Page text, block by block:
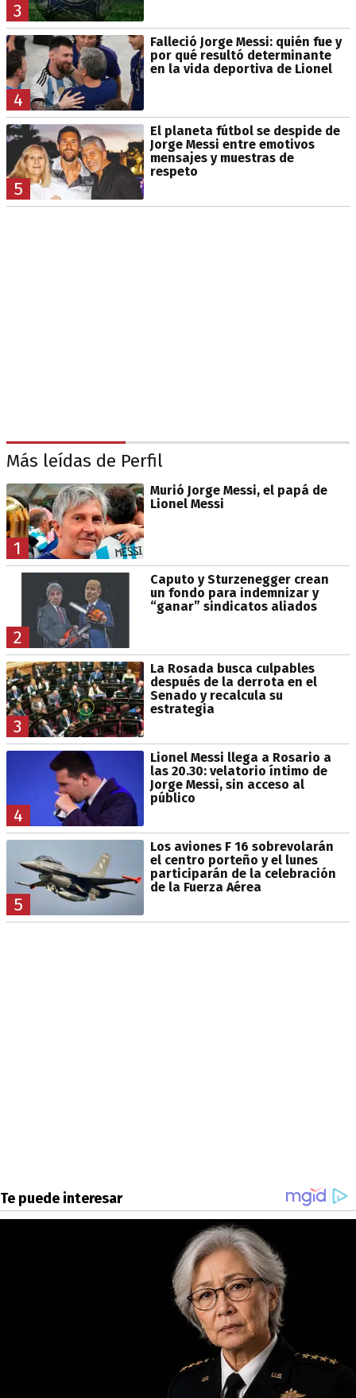
3
4
Falleció Jorge Messi: quién fue y
por qué resultó determinante
en la vida deportiva de Lionel
5
El planeta fútbol se despide de
Jorge Messi entre emotivos
mensajes y muestras de
respeto
Más leídas de Perfil
1
Murió Jorge Messi, el papá de
Lionel Messi
2
Caputo y Sturzenegger crean
un fondo para indemnizar y
“ganar” sindicatos aliados
3
La Rosada busca culpables
después de la derrota en el
Senado y recalcula su
estrategia
4
Lionel Messi llega a Rosario a
las 20.30: velatorio íntimo de
Jorge Messi, sin acceso al
público
5
Los aviones F 16 sobrevolarán
el centro porteño y el lunes
participarán de la celebración
de la Fuerza Aérea